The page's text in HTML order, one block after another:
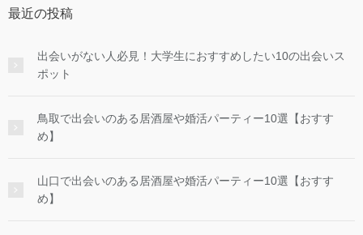
最近の投稿
出会いがない人必見！大学生におすすめしたい10の出会いス
ポット
鳥取で出会いのある居酒屋や婚活パーティー10選【おすす
め】
山口で出会いのある居酒屋や婚活パーティー10選【おすす
め】